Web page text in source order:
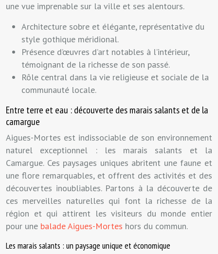
une vue imprenable sur la ville et ses alentours.
Architecture sobre et élégante, représentative du
style gothique méridional.
Présence d’œuvres d’art notables à l’intérieur,
témoignant de la richesse de son passé.
Rôle central dans la vie religieuse et sociale de la
communauté locale.
Entre terre et eau : découverte des marais salants et de la
camargue
Aigues-Mortes est indissociable de son environnement
naturel exceptionnel : les marais salants et la
Camargue. Ces paysages uniques abritent une faune et
une flore remarquables, et offrent des activités et des
découvertes inoubliables. Partons à la découverte de
ces merveilles naturelles qui font la richesse de la
région et qui attirent les visiteurs du monde entier
pour une balade Aigues-Mortes hors du commun.
Les marais salants : un paysage unique et économique